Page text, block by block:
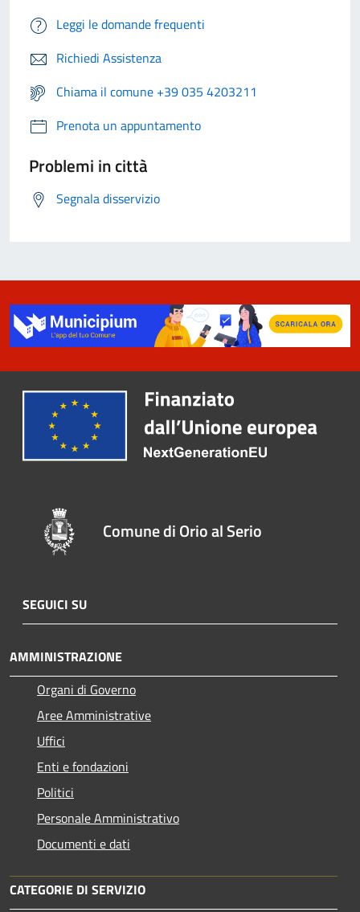
Leggi le domande frequenti
Richiedi Assistenza
Chiama il comune +39 035 4203211
Prenota un appuntamento
Problemi in città
Segnala disservizio
Comune di Orio al Serio
SEGUICI SU
AMMINISTRAZIONE
Organi di Governo
Aree Amministrative
Uffici
Enti e fondazioni
Politici
Personale Amministrativo
Documenti e dati
CATEGORIE DI SERVIZIO